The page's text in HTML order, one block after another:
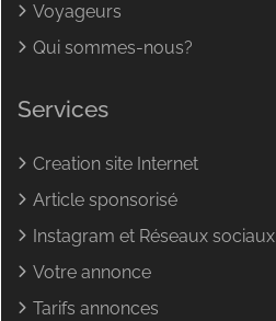
Voyageurs
Qui sommes-nous?
Services
Creation site Internet
Article sponsorisé
Instagram et Réseaux sociaux
Votre annonce
Tarifs annonces